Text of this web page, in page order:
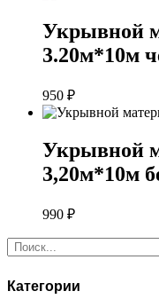
Укрывной
3.20м*10м
950 ₽
Укрывной
3,20м*10м
990 ₽
Поиск:
Категории